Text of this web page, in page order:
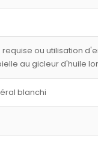
ou utilisation
au gicleur d'huile
blanchi